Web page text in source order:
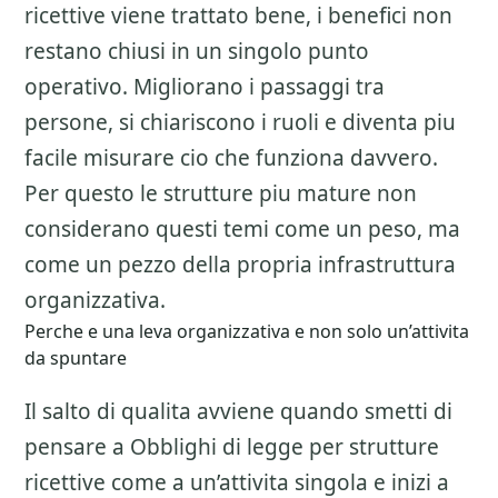
ricettive viene trattato bene, i benefici non
restano chiusi in un singolo punto
operativo. Migliorano i passaggi tra
persone, si chiariscono i ruoli e diventa piu
facile misurare cio che funziona davvero.
Per questo le strutture piu mature non
considerano questi temi come un peso, ma
come un pezzo della propria infrastruttura
organizzativa.
Perche e una leva organizzativa e non solo un’attivita
da spuntare
Il salto di qualita avviene quando smetti di
pensare a Obblighi di legge per strutture
ricettive come a un’attivita singola e inizi a